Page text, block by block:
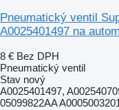
Pneumatický ventil
A0025401497 na
8 € Bez DPH
Pneumatický ventil
Stav nový
A0025401497,
05099822AA